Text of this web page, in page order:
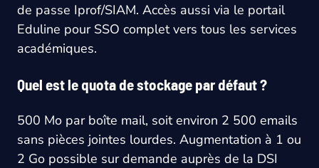
de passe Iprof/SIAM. Accès aussi via le portail
Eduline pour SSO complet vers tous les services
académiques.
Quel est le quota de stockage par défaut ?
500 Mo par boîte mail, soit environ 2 500 emails
sans pièces jointes lourdes. Augmentation à 1 ou
2 Go possible sur demande auprès de la DSI